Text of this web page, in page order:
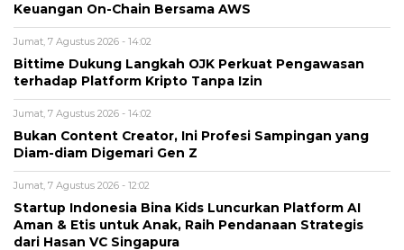
Keuangan On-Chain Bersama AWS
Jumat, 7 Agustus 2026 - 14:02
Bittime Dukung Langkah OJK Perkuat Pengawasan
terhadap Platform Kripto Tanpa Izin
Jumat, 7 Agustus 2026 - 14:02
Bukan Content Creator, Ini Profesi Sampingan yang
Diam-diam Digemari Gen Z
Jumat, 7 Agustus 2026 - 12:02
Startup Indonesia Bina Kids Luncurkan Platform AI
Aman & Etis untuk Anak, Raih Pendanaan Strategis
dari Hasan VC Singapura